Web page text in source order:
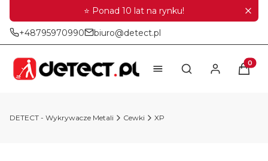
⭐ Ponad 10 lat na rynku!
+48795970990 biuro@detect.pl
Otwórz
DETECT - Wykrywacze Metali Cewki XP